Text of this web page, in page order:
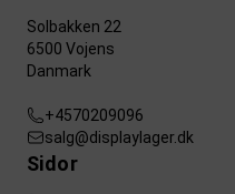
Solbakken 22
6500 Vojens
Danmark
+4570209096
salg@displaylager.dk
Sidor